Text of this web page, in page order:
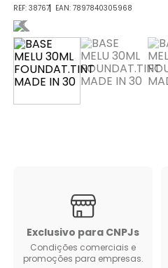
38767 7897840305968
Exclusivo para CNPJs
Condições comerciais e
promoções para empresas.